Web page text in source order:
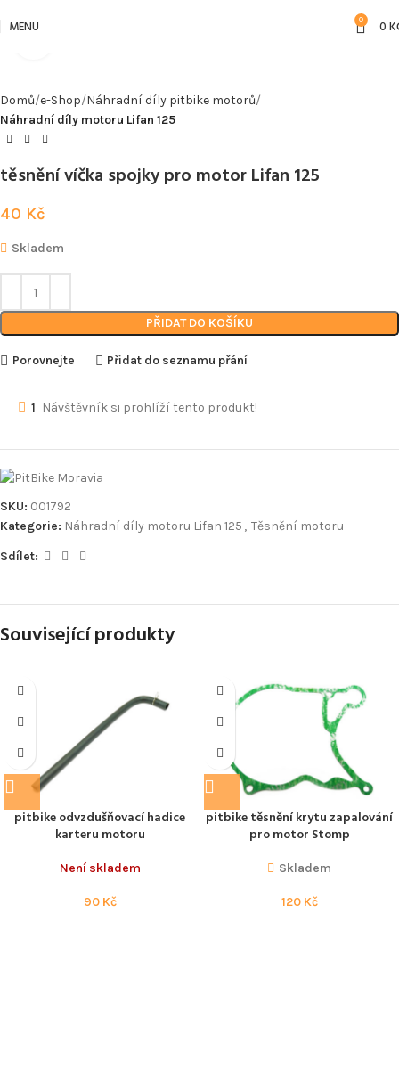
MENU 0 0
Domů e-Shop Náhradní díly pitbike motorů
Náhradní díly motoru Lifan 125
těsnění víčka spojky pro motor Lifan 125
40 Kč
Skladem
PŘIDAT DO KOŠÍKU
Porovnejte Přidat do seznamu přání
1 Návštěvník si prohlíží tento produkt!
SKU: 001792
Kategorie: Náhradní díly motoru Lifan 125 , Těsnění motoru
Sdílet:
Související produkty
pitbike odvzdušňovací hadice
karteru motoru
Není skladem
90 Kč
pitbike těsnění krytu zapalování
pro motor Stomp
Skladem
120 Kč